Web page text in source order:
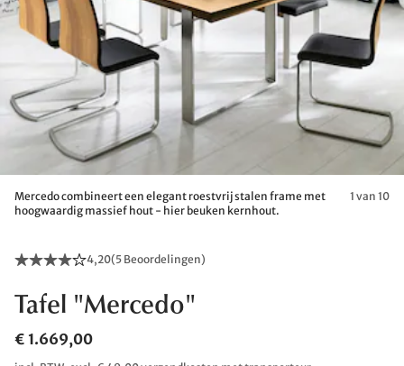
Mercedo combineert een elegant roestvrij stalen frame met
hoogwaardig massief hout - hier beuken kernhout.
1 van 10
4,20(5 Beoordelingen)
Tafel "Mercedo"
€ 1.669,00